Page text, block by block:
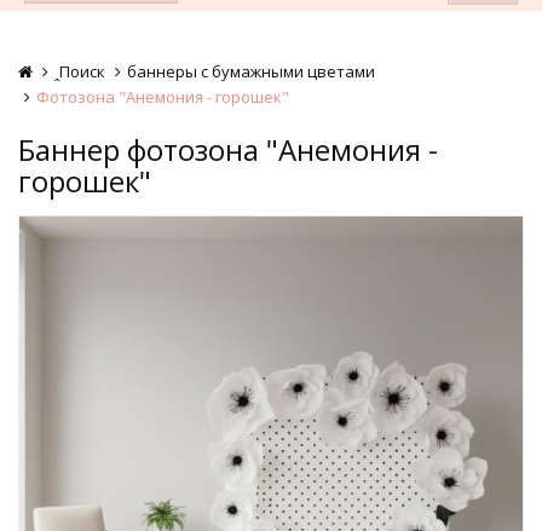
ꞈПоиск
баннеры с бумажными цветами
Фотозона "Анемония - горошек"
Баннер фотозона "Анемония -
горошек"